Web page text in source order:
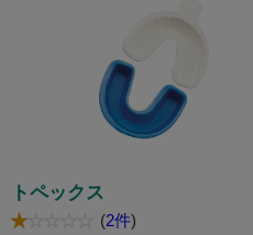
トペックス
(2件)